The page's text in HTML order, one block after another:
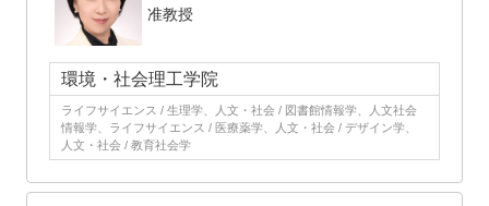
准教授
環境・社会理工学院
ライフサイエンス / 生理学、人文・社会 / 図書館情報学、人文社会
情報学、ライフサイエンス / 医療薬学、人文・社会 / デザイン学、
人文・社会 / 教育社会学